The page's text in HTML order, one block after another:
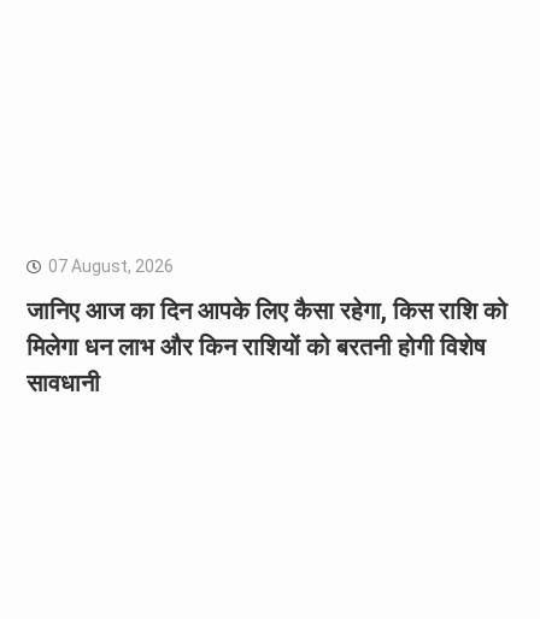
07 August, 2026
जानिए आज का दिन आपके लिए कैसा रहेगा, किस राशि को
मिलेगा धन लाभ और किन राशियों को बरतनी होगी विशेष
सावधानी